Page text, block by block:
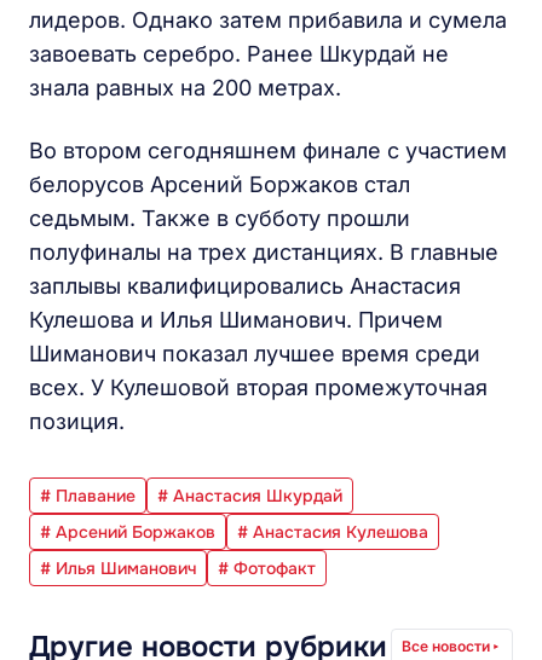
лидеров. Однако затем прибавила и сумела
завоевать серебро. Ранее Шкурдай не
знала равных на 200 метрах.
Во втором сегодняшнем финале с участием
белорусов Арсений Боржаков стал
седьмым. Также в субботу прошли
полуфиналы на трех дистанциях. В главные
заплывы квалифицировались Анастасия
Кулешова и Илья Шиманович. Причем
Шиманович показал лучшее время среди
всех. У Кулешовой вторая промежуточная
позиция.
# Плавание
# Анастасия Шкурдай
# Арсений Боржаков
# Анастасия Кулешова
# Илья Шиманович
# Фотофакт
Другие новости рубрики Все новости